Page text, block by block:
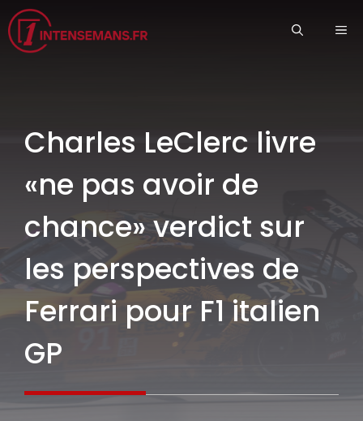
Aller
au
contenu
Charles LeClerc livre
«ne pas avoir de
chance» verdict sur
les perspectives de
Ferrari pour F1 italien
GP